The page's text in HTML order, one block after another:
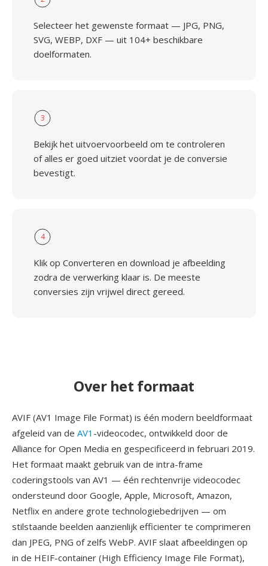
Selecteer het gewenste formaat — JPG, PNG,
SVG, WEBP, DXF — uit 104+ beschikbare
doelformaten.
3
Bekijk het uitvoervoorbeeld om te controleren
of alles er goed uitziet voordat je de conversie
bevestigt.
4
Klik op Converteren en download je afbeelding
zodra de verwerking klaar is. De meeste
conversies zijn vrijwel direct gereed.
Over het formaat
AVIF (AV1 Image File Format) is één modern beeldformaat
afgeleid van de AV1 -videocodec, ontwikkeld door de
Alliance for Open Media en gespecificeerd in februari 2019.
Het formaat maakt gebruik van de intra-frame
coderingstools van AV1 — één rechtenvrije videocodec
ondersteund door Google, Apple, Microsoft, Amazon,
Netflix en andere grote technologiebedrijven — om
stilstaande beelden aanzienlijk efficienter te comprimeren
dan JPEG, PNG of zelfs WebP. AVIF slaat afbeeldingen op
in de HEIF-container (High Efficiency Image File Format),